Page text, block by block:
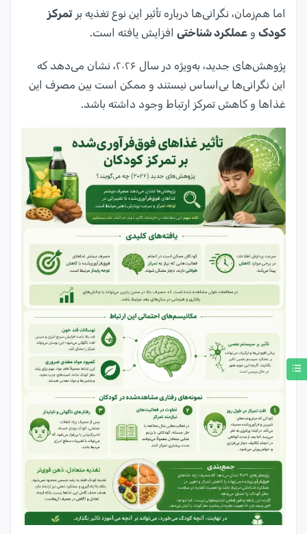
اما هم‌زمان، نگرانی‌ها درباره تأثیر این نوع تغذیه بر تمرکز
کودک و عملکرد شناختی افزایش یافته است.
پژوهش‌های جدید، به‌ویژه در سال ۲۰۲۶، نشان می‌دهد که
این نگرانی‌ها بی‌اساس نیستند و ممکن است بین مصرف این
غذاها و کاهش تمرکز ارتباط وجود داشته باشد.